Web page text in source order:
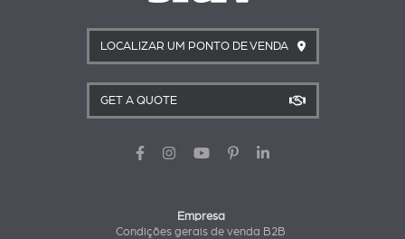
LOCALIZAR UM PONTO DE VENDA
GET A QUOTE
Empresa
Condições gerais de venda B2B